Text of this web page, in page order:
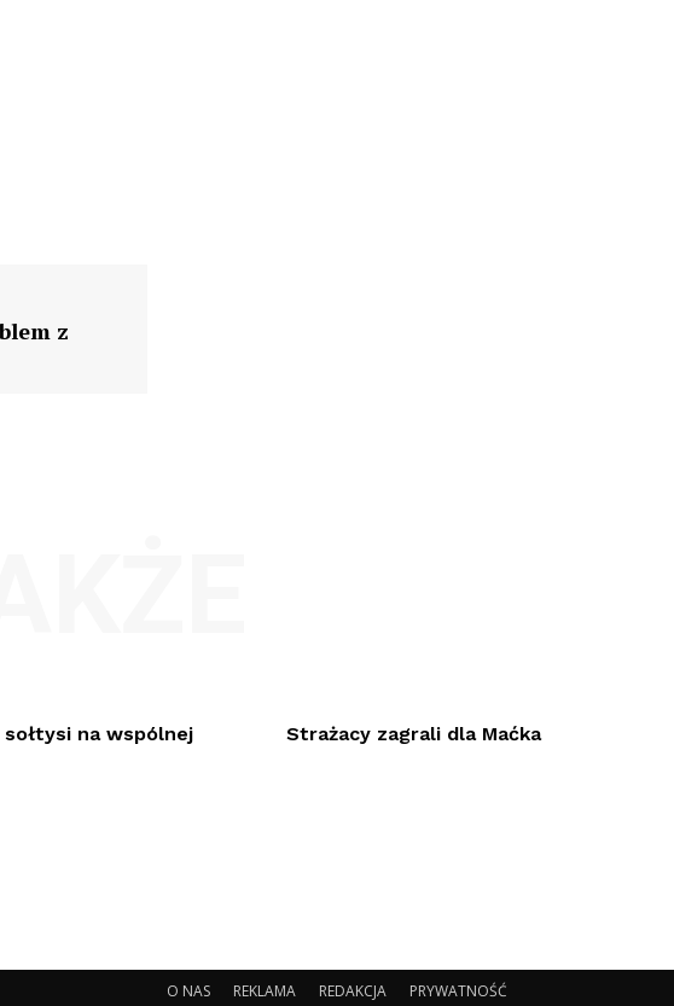
z
sołtysi na wspólnej
Strażacy zagrali dla Maćka
O NAS REKLAMA REDAKCJA PRYWATNOŚĆ